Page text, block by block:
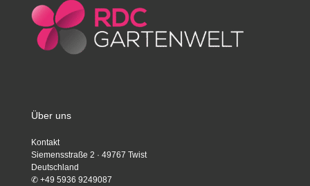
Über uns
Kontakt
Siemensstraße 2 · 49767 Twist
Deutschland
✆ +49 5936 9249087